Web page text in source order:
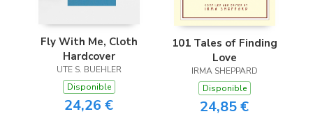
Fly With Me, Cloth
Hardcover
UTE S. BUEHLER
Disponible
24,26 €
101 Tales of Finding
Love
IRMA SHEPPARD
Disponible
24,85 €